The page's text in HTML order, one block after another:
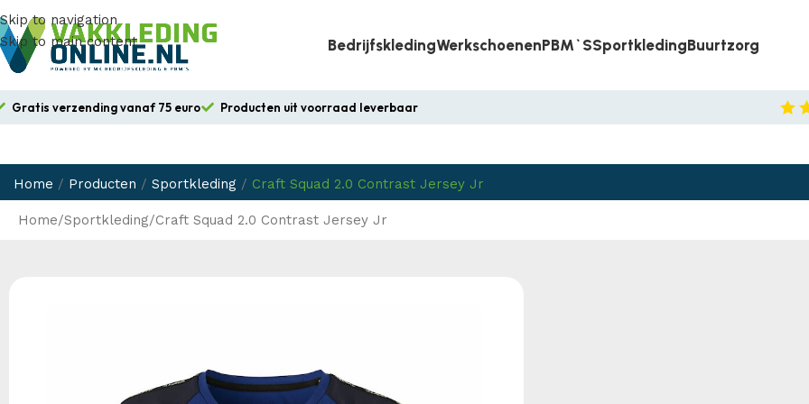
Skip to navigation
Skip to main content
BedrijfskledingWerkschoenenPBM`sSportkledingBuurtzorg
Gratis verzending vanaf 75 euro Producten uit voorraad leverbaar
Home / Producten / Sportkleding / Craft Squad 2.0 Contrast Jersey Jr
Home Sportkleding Craft Squad 2.0 Contrast Jersey Jr